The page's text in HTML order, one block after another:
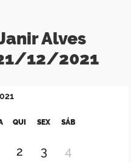
Alves
12/2021
QUI SEX SÁB
2 3
4